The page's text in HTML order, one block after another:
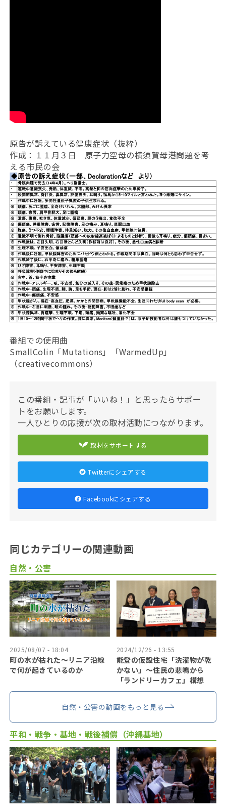
原告が訴えている健康症状（抜粋）
作成：１１月３日 原子力空母の横須賀母港問題を考
える市民の会
番組での使用曲
SmallColin「Mutations」「WarmedUp」
（creativecommons）
この番組・記事が「いいね！」と思ったらサポー
トをお願いします。
一人ひとりの応援が次の取材活動につながります。
取材をサポートする
Twitterにシェアする
Facebookにシェアする
同じカテゴリーの関連動画
自然・公害
2025/08/07 - 18:04
町の水が枯れた～リニア沿線
で何が起きているのか
2024/12/26 - 13:55
能登の仮設住宅「洗濯物が乾
かない」〜住民の悲鳴から
「ランドリーカフェ」構想
自然・公害の動画をもっと見る
平和・戦争・基地・戦後補償（沖縄基地）